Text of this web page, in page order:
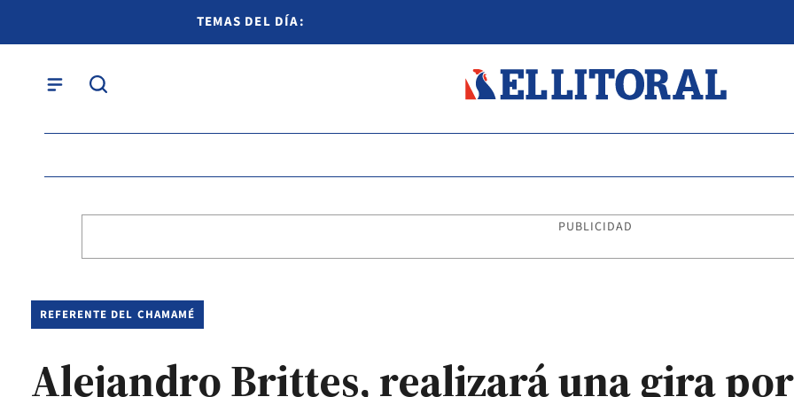
TEMAS DEL DÍA:
PUBLICIDAD
REFERENTE DEL CHAMAMÉ
Alejandro Brittes, realizará una gira